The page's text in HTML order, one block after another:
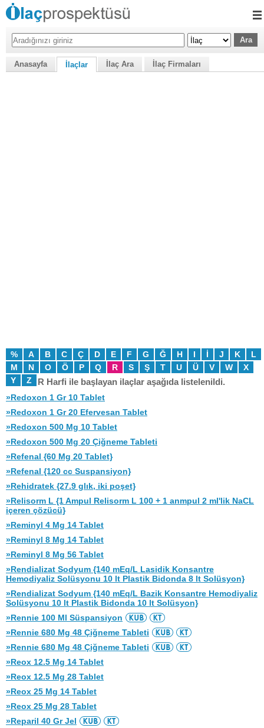
Anasayfa İlaçlar İlaç Ara İlaç Firmaları
% A B C Ç D E F G Ğ H I İ J K
L
M
N O Ö P Q R S Ş T U Ü V W
X
Y
Z R Harfi ile başlayan ilaçlar aşağıda listelenildi.
»Redoxon 1 Gr 10 Tablet
»Redoxon 1 Gr 20 Efervesan Tablet
»Redoxon 500 Mg 10 Tablet
»Redoxon 500 Mg 20 Çiğneme Tableti
»Refenal {60 Mg 20 Tablet}
»Refenal {120 cc Suspansiyon}
»Rehidratek {27.9 glık, iki poşet}
»Relisorm L {1 Ampul Relisorm L 100 + 1 anmpul 2 ml'lik NaCL
içeren çözücü}
»Reminyl 4 Mg 14 Tablet
»Reminyl 8 Mg 14 Tablet
»Reminyl 8 Mg 56 Tablet
»Rendializat Sodyum {140 mEq/L Lasidik Konsantre
Hemodiyaliz Solüsyonu 10 lt Plastik Bidonda 8 lt Solüsyon}
»Rendializat Sodyum {140 mEq/L Bazik Konsantre Hemodiyaliz
Solüsyonu 10 lt Plastik Bidonda 10 lt Solüsyon}
»Rennie 100 Ml Süspansiyon
»Rennie 680 Mg 48 Çiğneme Tableti
»Rennie 680 Mg 48 Çiğneme Tableti
»Reox 12.5 Mg 14 Tablet
»Reox 12.5 Mg 28 Tablet
»Reox 25 Mg 14 Tablet
»Reox 25 Mg 28 Tablet
»Reparil 40 Gr Jel